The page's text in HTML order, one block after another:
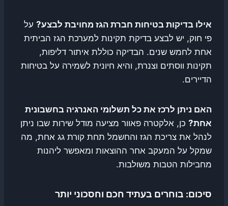
אילו בדיקות בטיחות חברת הגז מחויבת לבצע? על
פי חוק, יש לבצע בדיקת תקינות למערכת הגז הביתית
אחת לחמש שנים. הבדיקה כוללת איתור דליפות,
תקינות ווסתים וצנרת, והיא חיונית לשמירה על בטיחות
הדיירים.
האם ניתן לרכז את כל תשלומי האנרגיה בחשבונית
אחת? כן, אלקטרה פאוור מציעה מודל שירות שבו ניתן
לנהל את צריכת הגז והחשמל תחת קורת גג אחת, מה
שמקל על המעקב אחר ההוצאות ומאפשר ליהנות
מחבילות הטבות משולבות.
סיכום: בוחרים בעתיד חכם וחסכוני יותר